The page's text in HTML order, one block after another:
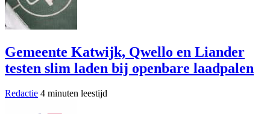
Gemeente Katwijk, Qwello en Liander
testen slim laden bij openbare laadpalen
Redactie 4 minuten leestijd